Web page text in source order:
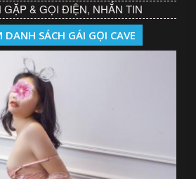
& GỌI ĐIỆN, NHẮN TIN
DANH SÁCH GÁI GỌI CAVE